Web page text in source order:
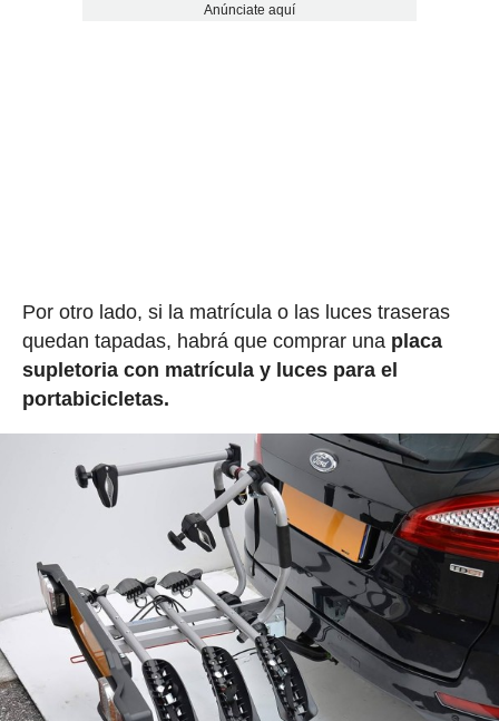
Anúnciate aquí
Por otro lado, si la matrícula o las luces traseras
quedan tapadas, habrá que comprar una placa
supletoria con matrícula y luces para el
portabicicletas.